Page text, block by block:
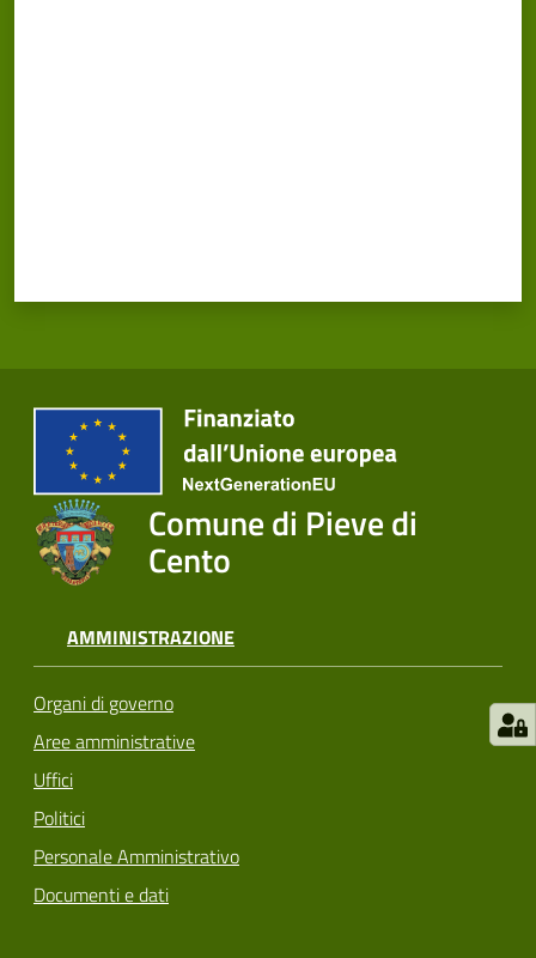
Comune di Pieve di
Cento
AMMINISTRAZIONE
Organi di governo
Aree amministrative
Uffici
Politici
Personale Amministrativo
Documenti e dati